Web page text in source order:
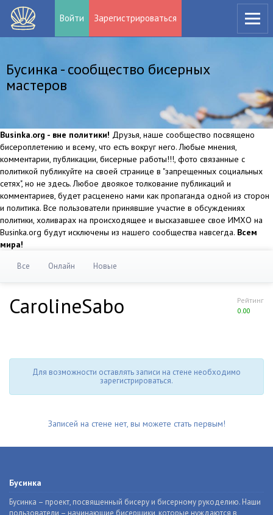
Войти Зарегистрироваться
Бусинка - сообщество бисерных
мастеров
Businka.org - вне политики! Друзья, наше сообщество посвящено
бисероплетению и всему, что есть вокруг него. Любые мнения,
комментарии, публикации, бисерные работы!!!, фото связанные с
политикой публикуйте на своей странице в "запрещенных социальных
сетях", но не здесь. Любое двоякое толкование публикаций и
комментариев, будет расценено нами как пропаганда одной из сторон
и политика. Все пользователи принявшие участие в обсуждениях
политики, холиварах на происходящее и высказавшее свое ИМХО на
Businka.org будут исключены из нашего сообщества навсегда. Всем
мира!
Все Онлайн Новые
Рейтинг
0.00
CarolineSabo
Для возможности оставлять записи на стене необходимо
зарегистрироваться.
Записей на стене нет, вы можете стать первым!
Бусинка
Бусинка – проект, посвященный бисеру и бисерному рукоделию. Наши
пользователи – начинающие бисерщики, которые нуждаются в